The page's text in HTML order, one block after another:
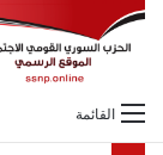
القائمة